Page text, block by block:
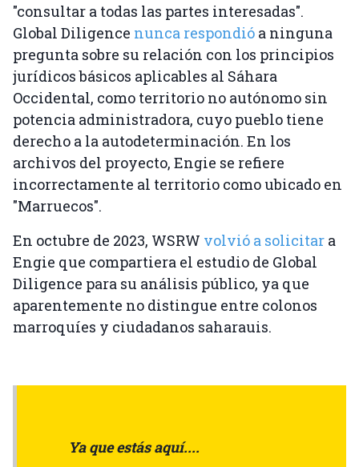
"consultar a todas las partes interesadas".
Global Diligence nunca respondió a ninguna
pregunta sobre su relación con los principios
jurídicos básicos aplicables al Sáhara
Occidental, como territorio no autónomo sin
potencia administradora, cuyo pueblo tiene
derecho a la autodeterminación. En los
archivos del proyecto, Engie se refiere
incorrectamente al territorio como ubicado en
"Marruecos".
En octubre de 2023, WSRW volvió a solicitar a
Engie que compartiera el estudio de Global
Diligence para su análisis público, ya que
aparentemente no distingue entre colonos
marroquíes y ciudadanos saharauis.
Ya que estás aquí....